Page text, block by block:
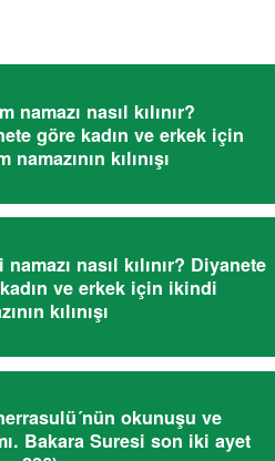
namazı nasıl kılınır?
göre kadın ve erkek için
namazının kılınışı
nasıl kılınır? Diyanete
ve erkek için ikindi
kılınışı
okunuşu ve
Bakara Suresi son iki ayet